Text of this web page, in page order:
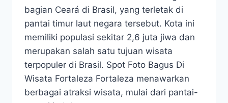
bagian Ceará di Brasil, yang terletak di
pantai timur laut negara tersebut. Kota ini
memiliki populasi sekitar 2,6 juta jiwa dan
merupakan salah satu tujuan wisata
terpopuler di Brasil. Spot Foto Bagus Di
Wisata Fortaleza Fortaleza menawarkan
berbagai atraksi wisata, mulai dari pantai-